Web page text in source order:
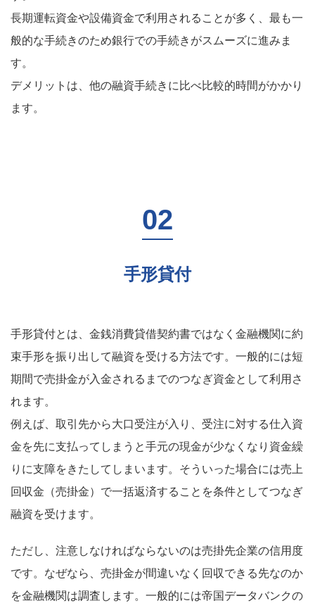
長期運転資金や設備資金で利用されることが多く、最も一
般的な手続きのため銀行での手続きがスムーズに進みま
す。
デメリットは、他の融資手続きに比べ比較的時間がかかり
ます。
手形貸付
手形貸付とは、金銭消費貸借契約書ではなく金融機関に約
束手形を振り出して融資を受ける方法です。一般的には短
期間で売掛金が入金されるまでのつなぎ資金として利用さ
れます。
例えば、取引先から大口受注が入り、受注に対する仕入資
金を先に支払ってしまうと手元の現金が少なくなり資金繰
りに支障をきたしてしまいます。そういった場合には売上
回収金（売掛金）で一括返済することを条件としてつなぎ
融資を受けます。
ただし、注意しなければならないのは売掛先企業の信用度
です。なぜなら、売掛金が間違いなく回収できる先なのか
を金融機関は調査します。一般的には帝国データバンクの